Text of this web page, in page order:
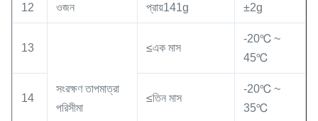
12 ওজন প্রায়141g ±2g
13
সংরক্ষণ তাপমাত্রা
পরিসীমা
≤এক মাস
-20℃ ~
45℃
14 ≤তিন মাস
-20℃ ~
35℃